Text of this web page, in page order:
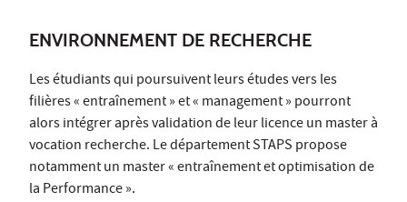
ENVIRONNEMENT DE RECHERCHE
Les étudiants qui poursuivent leurs études vers les
filières « entraînement » et « management » pourront
alors intégrer après validation de leur licence un master à
vocation recherche. Le département STAPS propose
notamment un master « entraînement et optimisation de
la Performance ».